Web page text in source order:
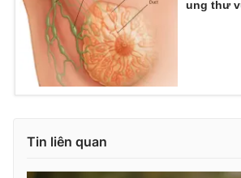
Cơ quan chủ quản:Đài Truyền hình Việt
Cơ quan báo chí:Thời báo VTV
Giấy phép hoạt động báo in và báo điện
cấp ngày 29/12/2023
Nguyễn Trọng Ninh
ung thư
Tin liên quan